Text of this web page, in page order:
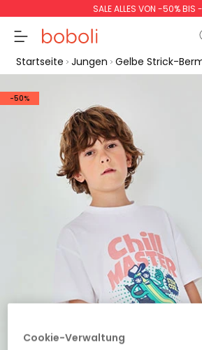
SALE ALLES VON -50% BIS
Zwischensumme
Gesamtbetrag
weiter
Startseite Jungen Gelbe Strick-
-50%
Cookie-Verwaltung